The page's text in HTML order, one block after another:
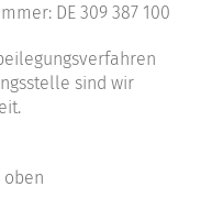
DE 309 387 100
sind wir
oben